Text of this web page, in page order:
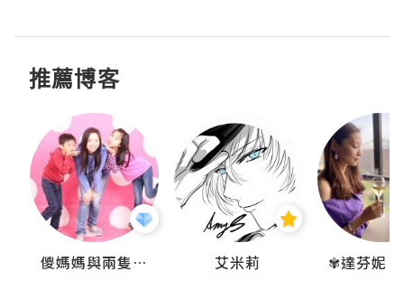
推薦博客
儍媽媽與兩隻小魔怪之家 艾米莉